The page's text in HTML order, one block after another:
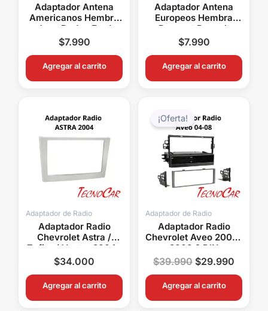
Adaptador Antena
Americanos Hembra
Jeep Dodge Ford
Chevrolet GMC
Connection
$7.990
Agregar al carrito
Adaptador Antena
Europeos Hembra
Peugeot Renault
Volkswagen BMW
Audi Connection
$7.990
Agregar al carrito
Adaptador de Radio
Adaptador Radio
Chevrolet Astra /
Zafira / Vectra 2004+
Metra ACHP009
$34.000
Agregar al carrito
¡Oferta!
Adaptador de Radio
Adaptador Radio
Chevrolet Aveo 2004-
2008 2 DIN
Connection ACH99-
7951
$39.990
precio
original
era:
$39.990.
$29.990
Agregar al carrito